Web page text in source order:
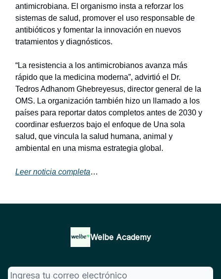
antimicrobiana. El organismo insta a reforzar los
sistemas de salud, promover el uso responsable de
antibióticos y fomentar la innovación en nuevos
tratamientos y diagnósticos.
“La resistencia a los antimicrobianos avanza más
rápido que la medicina moderna”, advirtió el Dr.
Tedros Adhanom Ghebreyesus, director general de la
OMS. La organización también hizo un llamado a los
países para reportar datos completos antes de 2030 y
coordinar esfuerzos bajo el enfoque de Una sola
salud, que vincula la salud humana, animal y
ambiental en una misma estrategia global.
Leer noticia completa…
Welbe Academy